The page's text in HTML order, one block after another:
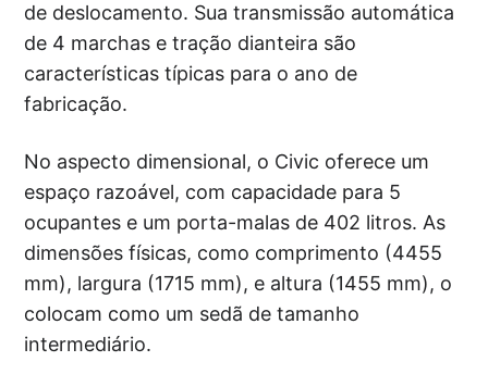
de deslocamento. Sua transmissão automática
de 4 marchas e tração dianteira são
características típicas para o ano de
fabricação.
No aspecto dimensional, o Civic oferece um
espaço razoável, com capacidade para 5
ocupantes e um porta-malas de 402 litros. As
dimensões físicas, como comprimento (4455
mm), largura (1715 mm), e altura (1455 mm), o
colocam como um sedã de tamanho
intermediário.